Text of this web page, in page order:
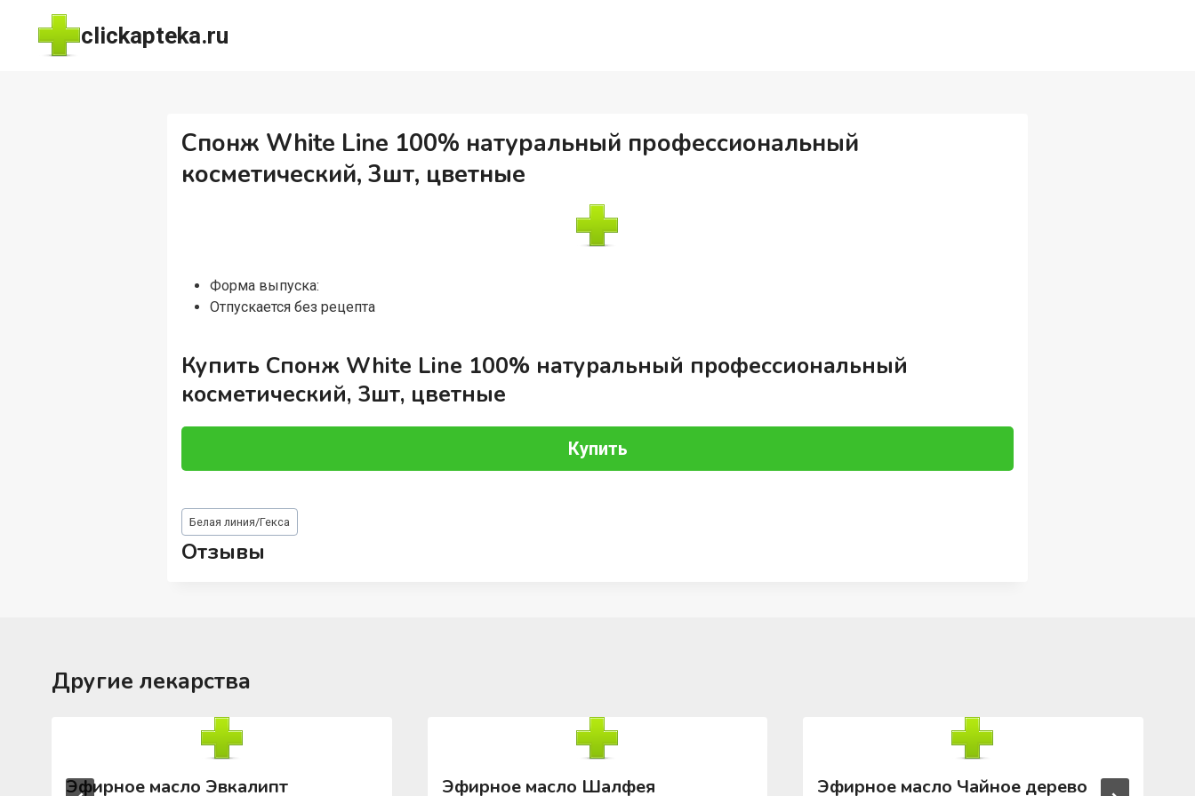
Перейти
содержимому
clickapteka.ru
Спонж White Line 100% натуральный профессиональный
косметический, 3шт, цветные
Форма выпуска:
Отпускается без рецепта
Купить Спонж White Line 100% натуральный профессиональный
косметический, 3шт, цветные
Купить
Метки
записи:
Белая линия/Гекса
Отзывы
Другие лекарства
Эфирное масло Эвкалипт Эфирное масло Шалфея Эфирное масло Чайное дерево